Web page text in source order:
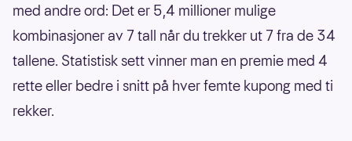
med andre ord: Det er 5,4 millioner mulige
kombinasjoner av 7 tall når du trekker ut 7 fra de 34
tallene. Statistisk sett vinner man en premie med 4
rette eller bedre i snitt på hver femte kupong med ti
rekker.